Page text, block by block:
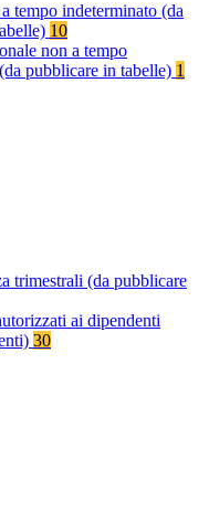
tempo indeterminato (da
10
non a tempo
pubblicare in tabelle) 1
trimestrali (da pubblicare
ai dipendenti
30